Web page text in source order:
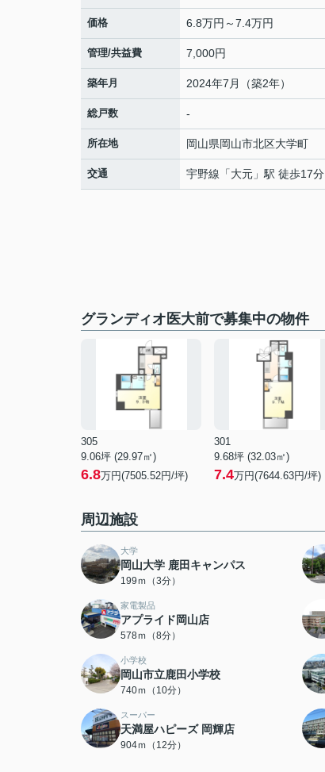
価格 6.8万円～7.4万円
管理/共益費 7,000円
築年月 2024年7月（築2年）
総戸数 -
所在地 岡山県岡山市北区大学町
交通 宇野線 「大元 」駅 徒歩17分
グランディオ医大前で募集中の物件
305
9.06坪 (29.97㎡)
6.8万円(7505.52円/坪)
301
9.68坪 (32.03㎡)
7.4万円(7644.63円/坪)
周辺施設
大学
岡山大学 鹿田キャンパス
199ｍ（3分）
家電製品
アプライド岡山店
578ｍ（8分）
小学校
岡山市立鹿田小学校
740ｍ（10分）
スーパー
天満屋ハピーズ 岡輝店
904ｍ（12分）